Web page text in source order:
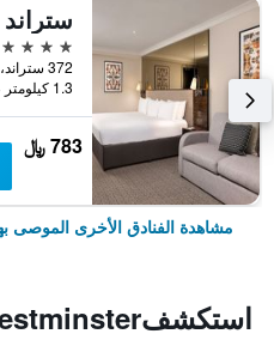
4 نجوم
1.3 كيلومتر عن وسط المدينة
783 ﷼
مشاهدة الفنادق الأخرى الموصى
استكشفCity of Westminster, لندن